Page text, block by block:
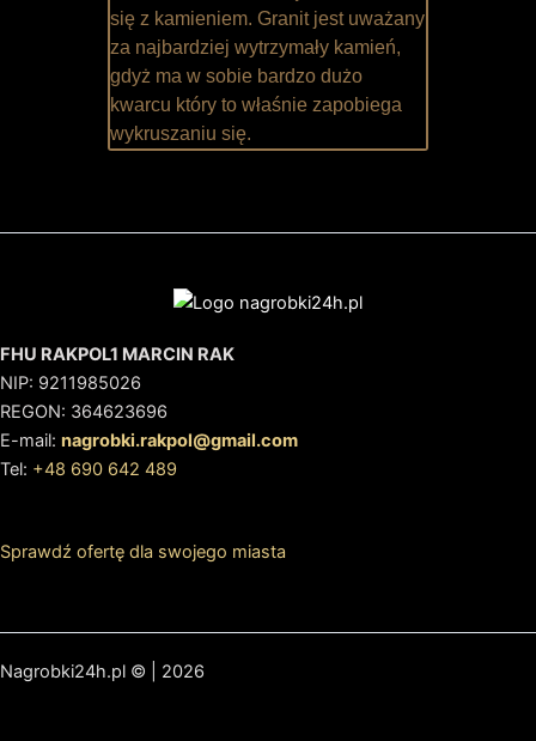
się z kamieniem. Granit jest uważany
za najbardziej wytrzymały kamień,
gdyż ma w sobie bardzo dużo
kwarcu który to właśnie zapobiega
wykruszaniu się.
FHU RAKPOL1 MARCIN RAK
NIP: 9211985026
REGON: 364623696
E-mail: nagrobki.rakpol@gmail.com
Tel: +48 690 642 489
Sprawdź ofertę dla swojego miasta
Nagrobki24h.pl © | 2026